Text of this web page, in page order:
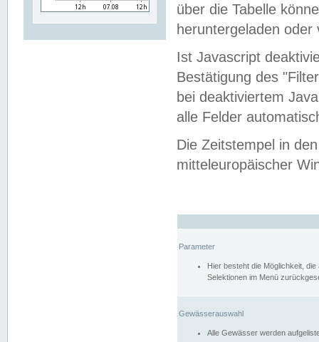
über die Tabelle
heruntergeladen oder
Ist Javascript
Bestätigung des
bei deaktiviertem
alle Felder
Die Zeitstempel in
mitteleuropäischer
Parameter
Hier besteht die Möglichkeit,
Selektionen im Menü
Gewässerauswahl
Alle Gewässer werden